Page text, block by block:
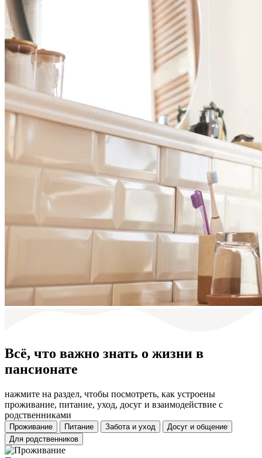
Всё, что важно знать о жизни в
пансионате
нажмите на раздел, чтобы посмотреть, как устроены
проживание, питание, уход, досуг и взаимодействие с
родственниками
Проживание Питание Забота и уход
Досуг и общение
Для родственников